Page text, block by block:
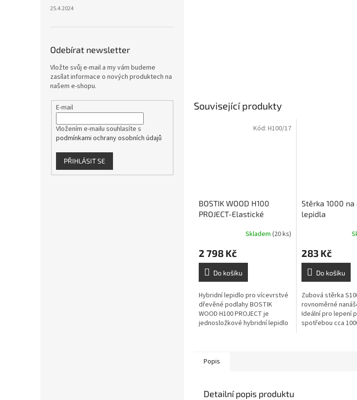
25.4.2024
Odebírat newsletter
Vložte svůj e-mail a my vám budeme
zasílat informace o nových produktech na
našem e-shopu.
E-mail
Vložením e-mailu souhlasíte s
podmínkami ochrany osobních údajů
PŘIHLÁSIT SE
Související produkty
BOSTIK WOOD H100
PROJECT-Elastické
vícevrstvé parkety- 17 kg
Skladem (20 ks)
2 798 Kč
Do košíku
Hybridní lepidlo pro vícevrstvé
dřevěné podlahy BOSTIK
WOOD H100 PROJECT je
jednosložkové hybridní lepidlo
Kód: H100/17
Stěrka 1000 na
lepidla
283 Kč
Do košíku
Zubová stěrka
rovnoměrné
Ideální pro lepení
spotřebou cca
Popis
Detailní popis produktu